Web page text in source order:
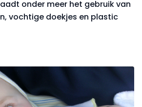
onder meer het gebruik van
vochtige doekjes en plastic